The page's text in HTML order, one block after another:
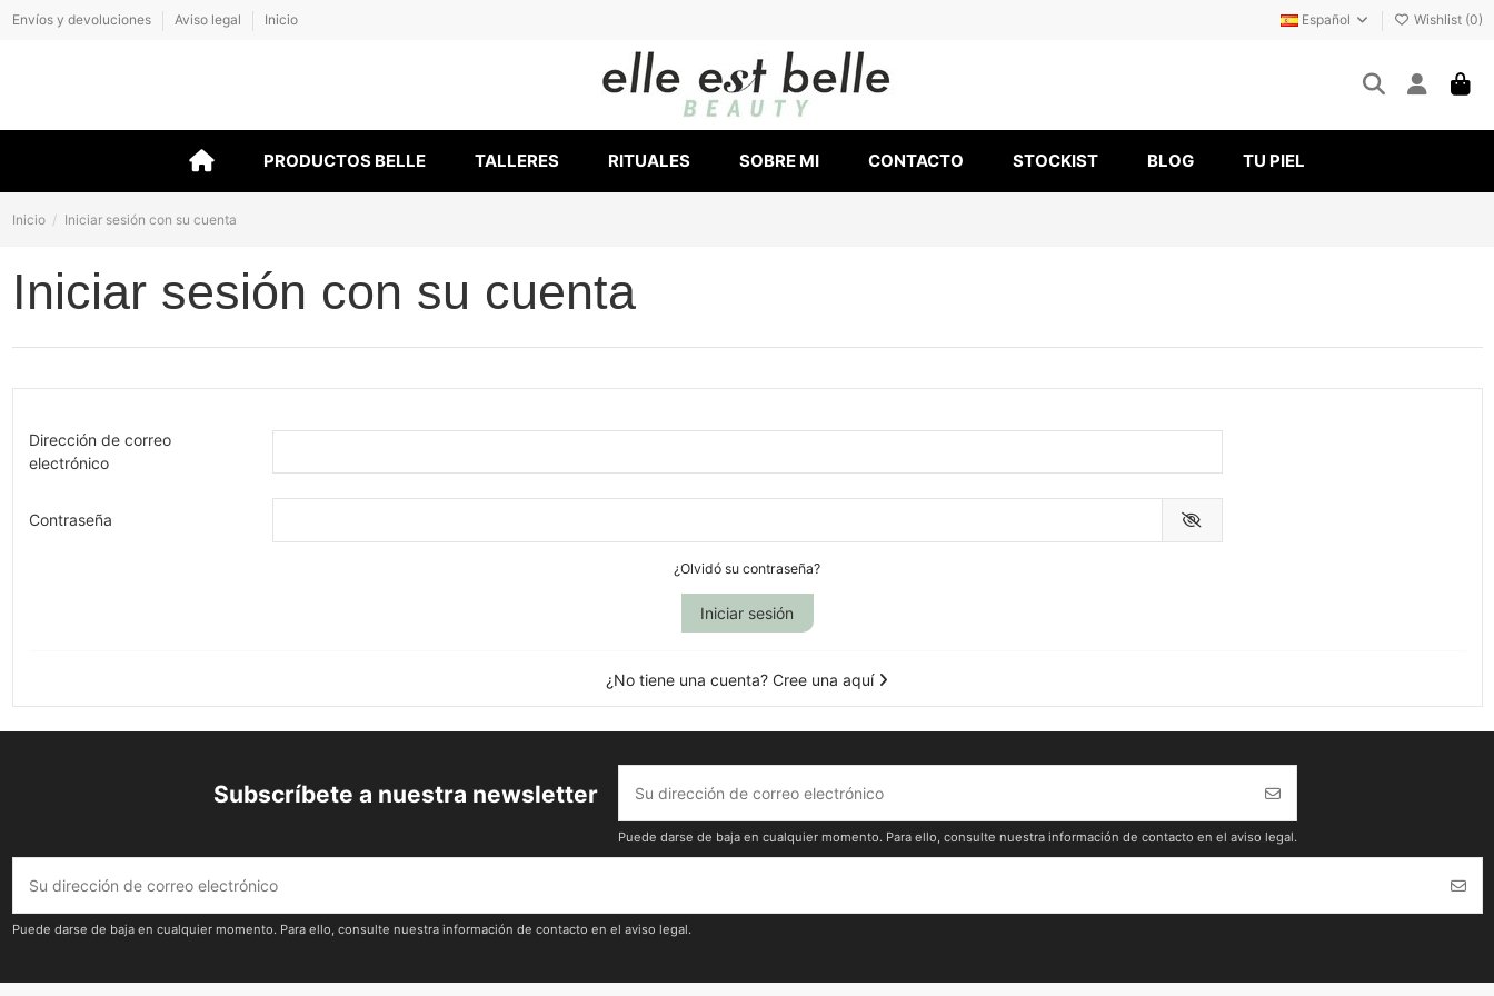
Envíos y devoluciones Aviso legal Inicio Español Wishlist (0)
PRODUCTOS BELLE TALLERES RITUALES SOBRE MI CONTACTO STOCKIST BLOG TU PIEL
Inicio Iniciar sesión con su cuenta
Iniciar sesión con su cuenta
Dirección de correo
electrónico
Contraseña
¿Olvidó su contraseña?
Iniciar sesión
¿No tiene una cuenta? Cree una aquí
Subscríbete a nuestra newsletter
Puede darse de baja en cualquier momento. Para ello, consulte nuestra información de contacto en el aviso legal.
Puede darse de baja en cualquier momento. Para ello, consulte nuestra información de contacto en el aviso legal.